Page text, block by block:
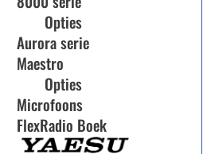
Opties
Aurora serie
Maestro
Opties
Microfoons
FlexRadio Boek